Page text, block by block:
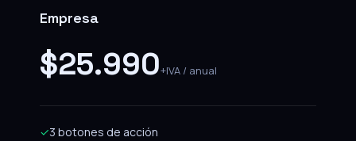
Empresa
$25.990+IVA / anual
✓3 botones de acción